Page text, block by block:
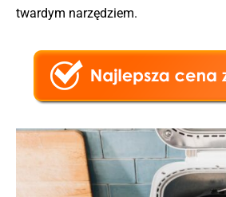
twardym narzędziem.